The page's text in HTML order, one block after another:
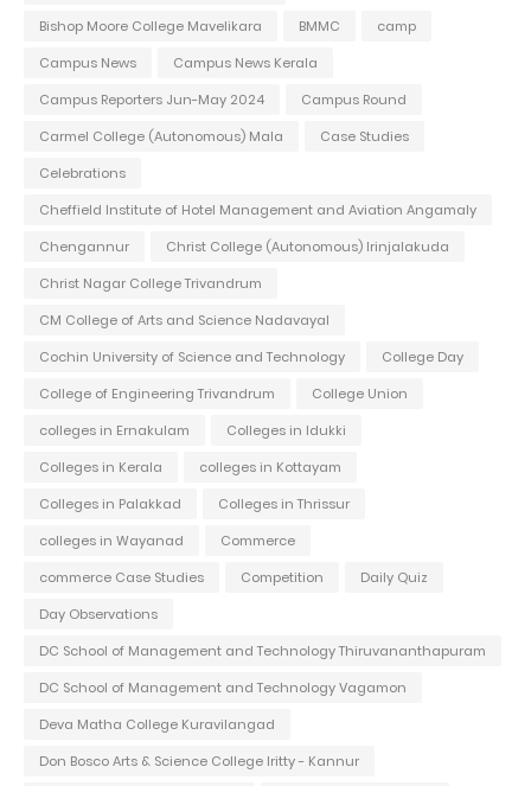
Bishop Moore College Mavelikara
BMMC
camp
Campus News
Campus News Kerala
Campus Reporters Jun-May 2024
Campus Round
Carmel College (Autonomous) Mala
Case Studies
Celebrations
Cheffield Institute of Hotel Management and Aviation Angamaly
Chengannur
Christ College (Autonomous) Irinjalakuda
Christ Nagar College Trivandrum
CM College of Arts and Science Nadavayal
Cochin University of Science and Technology
College Day
College of Engineering Trivandrum
College Union
colleges in Ernakulam
Colleges in Idukki
Colleges in Kerala
colleges in Kottayam
Colleges in Palakkad
Colleges in Thrissur
colleges in Wayanad
Commerce
commerce Case Studies
Competition
Daily Quiz
Day Observations
DC School of Management and Technology Thiruvananthapuram
DC School of Management and Technology Vagamon
Deva Matha College Kuravilangad
Don Bosco Arts & Science College Iritty - Kannur